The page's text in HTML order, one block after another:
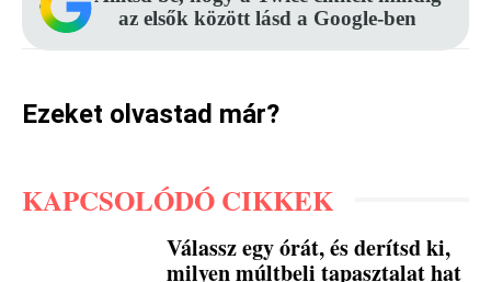
az elsők között lásd a Google-ben
Ezeket olvastad már?
KAPCSOLÓDÓ CIKKEK
Válassz egy órát, és derítsd ki,
milyen múltbeli tapasztalat hat